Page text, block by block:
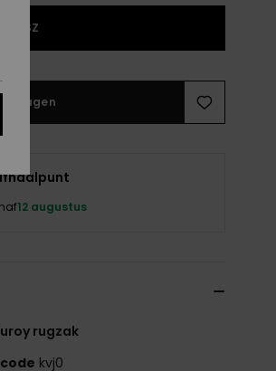
1SZ
12 augustus
rugzak
kvj0